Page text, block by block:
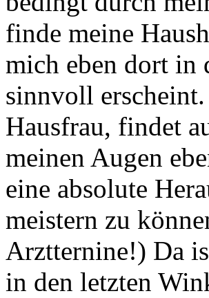
finde meine
mich eben dort in
sinnvoll
Hausfrau, findet
meinen Augen
eine absolute
meistern zu
Arztternine!) Da
in den letzten